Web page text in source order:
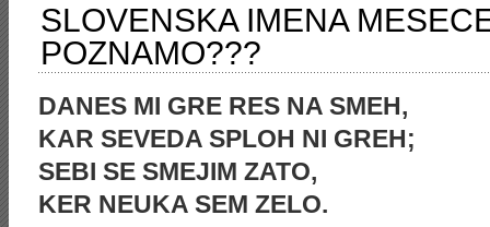
SLOVENSKA IMENA
POZNAMO???
DANES MI GRE RES NA SMEH,
KAR SEVEDA SPLOH NI GREH;
SEBI SE SMEJIM ZATO,
KER NEUKA SEM ZELO.